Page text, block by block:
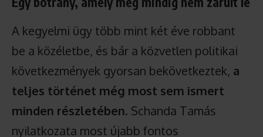
A kegyelmi ügy több mint két éve robbant
be a közéletbe, és bár a közvetlen politikai
következmények gyorsan bekövetkeztek, a
teljes történet még most sem ismert
minden részletében. Schanda Tamás
nyilatkozata most újabb fontos